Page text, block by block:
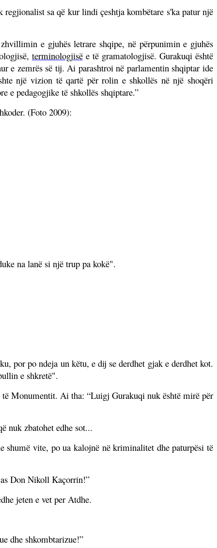
sa që kur lindi çeshtja kombëtare s'ka patur një
e gjuhës letrare shqipe, në përpunimin e gjuhës
terminologjisëe të gramatologjisë. Gurakuqi është
e zemrës së tij. Ai parashtroi në parlamentin shqiptar ide
një vizion të qartë për rolin e shkollës në një shoqëri
e pedagogjike të shkollës shqiptare.”
(Foto 2009):
na lanë si një trup pa kokë".
por po ndeja un këtu, e dij se derdhet gjak e derdhet kot.
e shkretë".
të Monumentit. Ai tha: “Luigj Gurakuqi nuk është mirë për
nuk zbatohet edhe sot...
shumë vite, po ua kalojnë në kriminalitet dhe paturpësi të
Don Nikoll Kaçorrin!”
jeten e vet per Atdhe.
dhe shkombtarizue!”